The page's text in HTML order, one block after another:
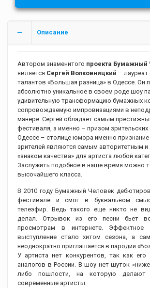
Описание
Автором знаменитого проекта Бумажный
является Сергей Волковницкий –
талантов «Большая разница» в Одессе. Он
абсолютно уникальное в своем роде шоу
удивительную трансформацию бумажных
сопровождаемую импровизациями в
манере. Сергей обладает самым
фестиваля, а именно – призом зрительских
Одессе – столице юмора именно
зрителей являются самым авторитетным
«знаком качества» для артиста любой
Заслужить подобное в наше время можно
высочайшего класса.
В 2010 году Бумажный Человек
фестивале и смог в буквальном
телеэфир. Ведь такого еще никто не
делал. Отрывок из его песни бьет
просмотрам в интернете. Эффектное
выступление стало хитом сезона, а
неоднократно приглашается в пародии
У артиста нет конкурентов, так как
аналогов в России. В шоу нет шуток
либо пошлости, на которую делают
современные артисты.